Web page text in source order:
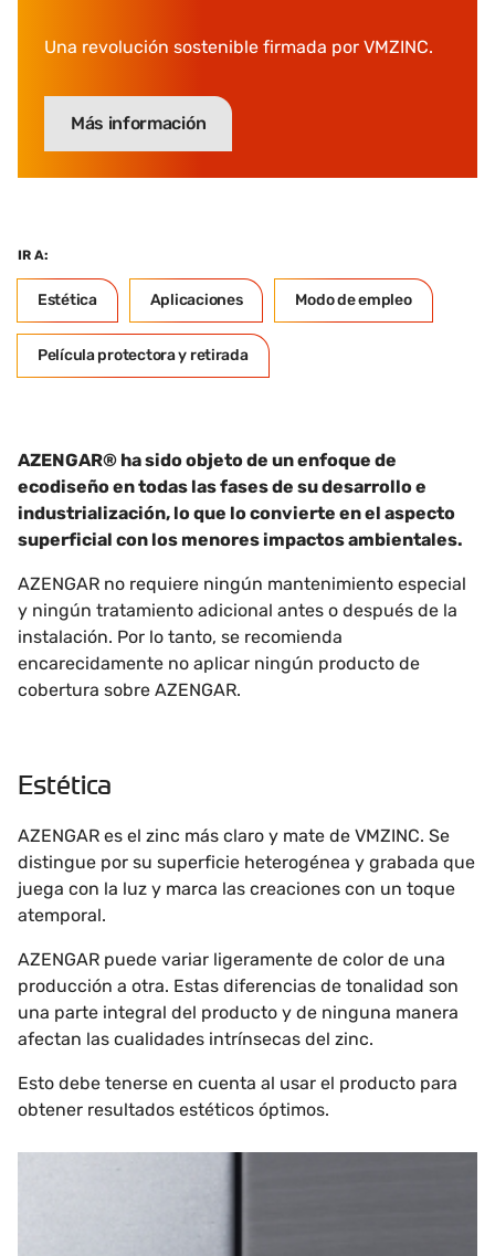
Una revolución sostenible firmada por VMZINC.
Más información
IR A:
Estética Aplicaciones Modo de empleo
Película protectora y retirada
AZENGAR® ha sido objeto de un enfoque de
ecodiseño en todas las fases de su desarrollo e
industrialización, lo que lo convierte en el aspecto
superficial con los menores impactos ambientales.
AZENGAR no requiere ningún mantenimiento especial
y ningún tratamiento adicional antes o después de la
instalación. Por lo tanto, se recomienda
encarecidamente no aplicar ningún producto de
cobertura sobre AZENGAR.
Estética
AZENGAR es el zinc más claro y mate de VMZINC. Se
distingue por su superficie heterogénea y grabada que
juega con la luz y marca las creaciones con un toque
atemporal.
AZENGAR puede variar ligeramente de color de una
producción a otra. Estas diferencias de tonalidad son
una parte integral del producto y de ninguna manera
afectan las cualidades intrínsecas del zinc.
Esto debe tenerse en cuenta al usar el producto para
obtener resultados estéticos óptimos.